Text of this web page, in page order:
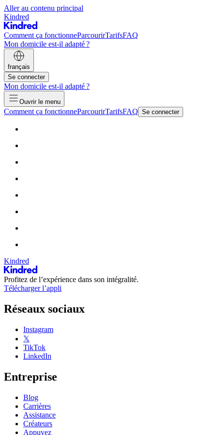
Aller au contenu principal
Kindred
Comment ça fonctionneParcourirTarifsFAQ
Mon domicile est-il adapté ?
français
Se connecter
Mon domicile est-il adapté ?
Ouvrir le menu
Comment ça fonctionneParcourirTarifsFAQ Se connecter
Kindred
Profitez de l’expérience dans son intégralité.
Télécharger l’appli
Réseaux sociaux
Instagram
𝕏
TikTok
LinkedIn
Entreprise
Blog
Carrières
Assistance
Créateurs
Appuyez